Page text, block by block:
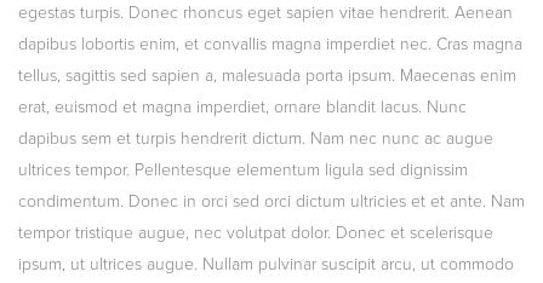
egestas turpis. Donec rhoncus eget sapien vitae hendrerit. Aenean
dapibus lobortis enim, et convallis magna imperdiet nec. Cras magna
tellus, sagittis sed sapien a, malesuada porta ipsum. Maecenas enim
erat, euismod et magna imperdiet, ornare blandit lacus. Nunc
dapibus sem et turpis hendrerit dictum. Nam nec nunc ac augue
ultrices tempor. Pellentesque elementum ligula sed dignissim
condimentum. Donec in orci sed orci dictum ultricies et et ante. Nam
tempor tristique augue, nec volutpat dolor. Donec et scelerisque
ipsum, ut ultrices augue. Nullam pulvinar suscipit arcu, ut commodo